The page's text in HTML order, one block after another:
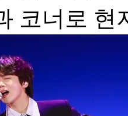
코너로 현